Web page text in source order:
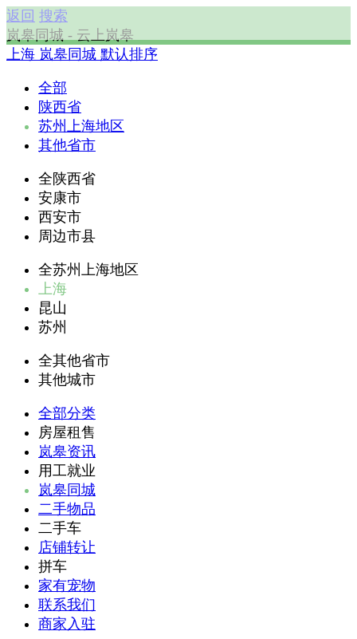
返回 搜索
岚皋同城 - 云上岚皋
上海 岚皋同城 默认排序
全部
陕西省
苏州上海地区
其他省市
全陕西省
安康市
西安市
周边市县
全苏州上海地区
上海
昆山
苏州
全其他省市
其他城市
全部分类
房屋租售
岚皋资讯
用工就业
岚皋同城
二手物品
二手车
店铺转让
拼车
家有宠物
联系我们
商家入驻